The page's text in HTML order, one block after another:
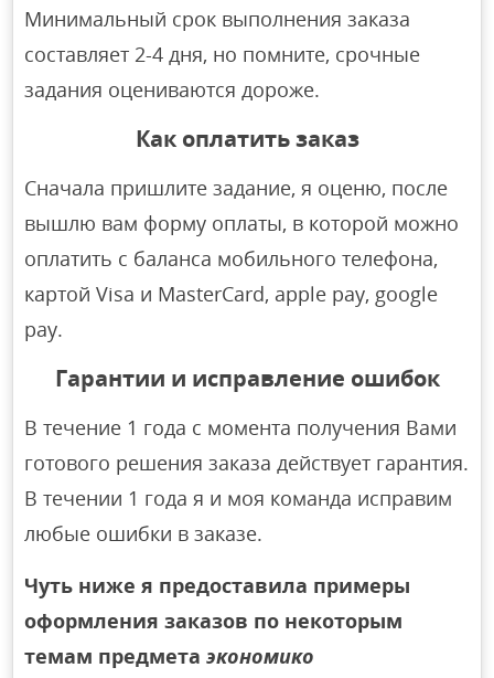
Минимальный срок выполнения заказа
составляет 2-4 дня, но помните, срочные
задания оцениваются дороже.
Как оплатить заказ
Сначала пришлите задание, я оценю, после
вышлю вам форму оплаты, в которой можно
оплатить с баланса мобильного телефона,
картой Visa и MasterCard, apple pay, google
pay.
Гарантии и исправление ошибок
В течение 1 года с момента получения Вами
готового решения заказа действует гарантия.
В течении 1 года я и моя команда исправим
любые ошибки в заказе.
Чуть ниже я предоставила примеры
оформления заказов по некоторым
темам предметаэкономико